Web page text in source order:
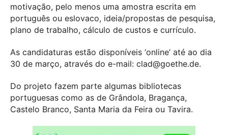
motivação, pelo menos uma amostra escrita em
português ou eslovaco, ideia/propostas de pesquisa,
plano de trabalho, cálculo de custos e currículo.
As candidaturas estão disponíveis ‘online’ até ao dia
30 de março, através do e-mail: clad@goethe.de.
Do projeto fazem parte algumas bibliotecas
portuguesas como as de Grândola, Bragança,
Castelo Branco, Santa Maria da Feira ou Tavira.